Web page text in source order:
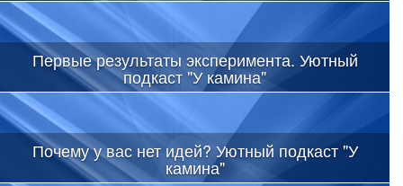
Первые результаты эксперимента. Уютный
подкаст "У камина"
Почему у вас нет идей? Уютный подкаст "У
камина"